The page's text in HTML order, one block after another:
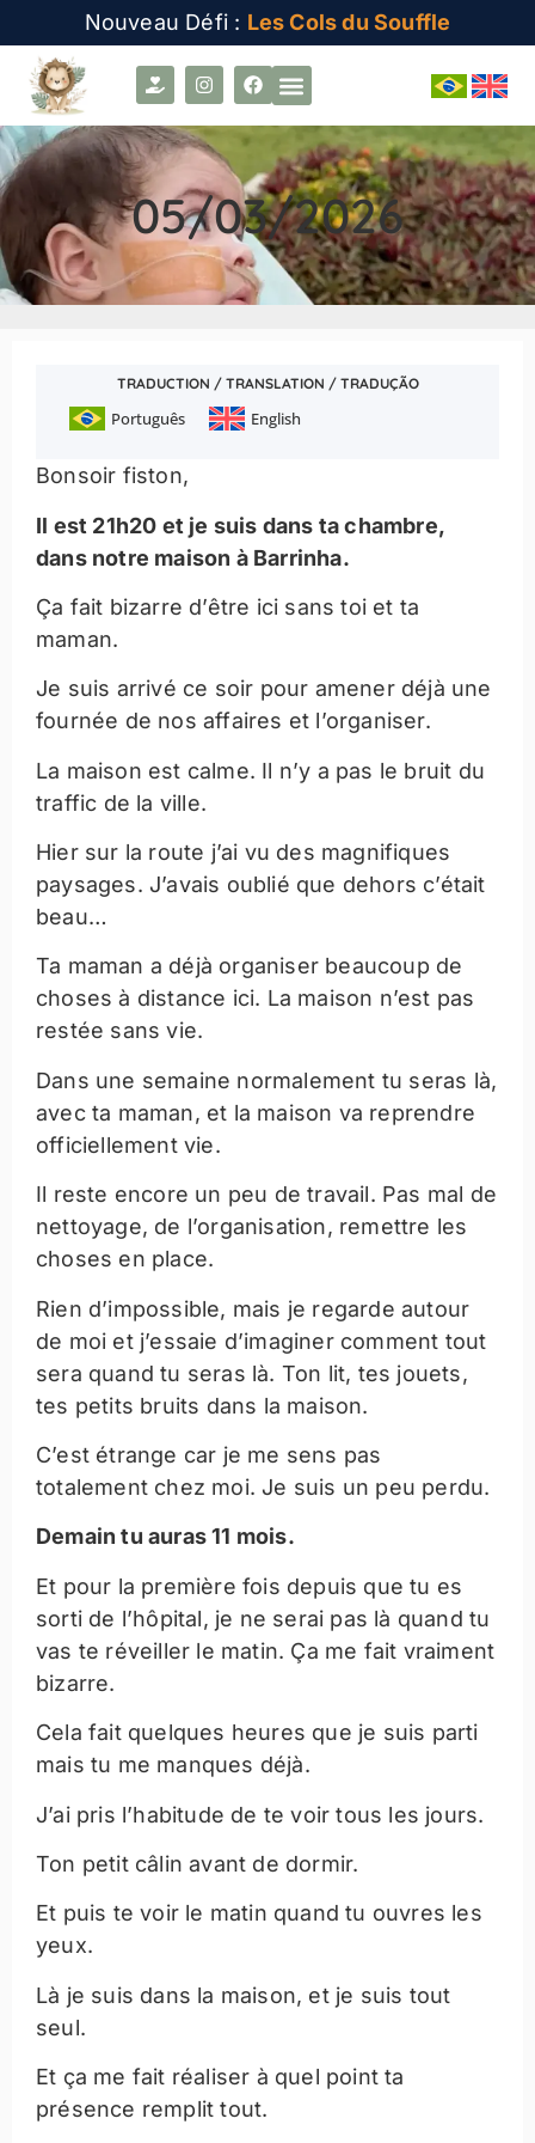
Nouveau Défi : Les Cols du Souffle
05/03/2026
TRADUCTION / TRANSLATION / TRADUÇÃO
Português English
Bonsoir fiston,
Il est 21h20 et je suis dans ta chambre,
dans notre maison à Barrinha.
Ça fait bizarre d’être ici sans toi et ta
maman.
Je suis arrivé ce soir pour amener déjà une
fournée de nos affaires et l’organiser.
La maison est calme. Il n’y a pas le bruit du
traffic de la ville.
Hier sur la route j’ai vu des magnifiques
paysages. J’avais oublié que dehors c’était
beau…
Ta maman a déjà organiser beaucoup de
choses à distance ici. La maison n’est pas
restée sans vie.
Dans une semaine normalement tu seras là,
avec ta maman, et la maison va reprendre
officiellement vie.
Il reste encore un peu de travail. Pas mal de
nettoyage, de l’organisation, remettre les
choses en place.
Rien d’impossible, mais je regarde autour
de moi et j’essaie d’imaginer comment tout
sera quand tu seras là. Ton lit, tes jouets,
tes petits bruits dans la maison.
C’est étrange car je me sens pas
totalement chez moi. Je suis un peu perdu.
Demain tu auras 11 mois.
Et pour la première fois depuis que tu es
sorti de l’hôpital, je ne serai pas là quand tu
vas te réveiller le matin. Ça me fait vraiment
bizarre.
Cela fait quelques heures que je suis parti
mais tu me manques déjà.
J’ai pris l’habitude de te voir tous les jours.
Ton petit câlin avant de dormir.
Et puis te voir le matin quand tu ouvres les
yeux.
Là je suis dans la maison, et je suis tout
seul.
Et ça me fait réaliser à quel point ta
présence remplit tout.